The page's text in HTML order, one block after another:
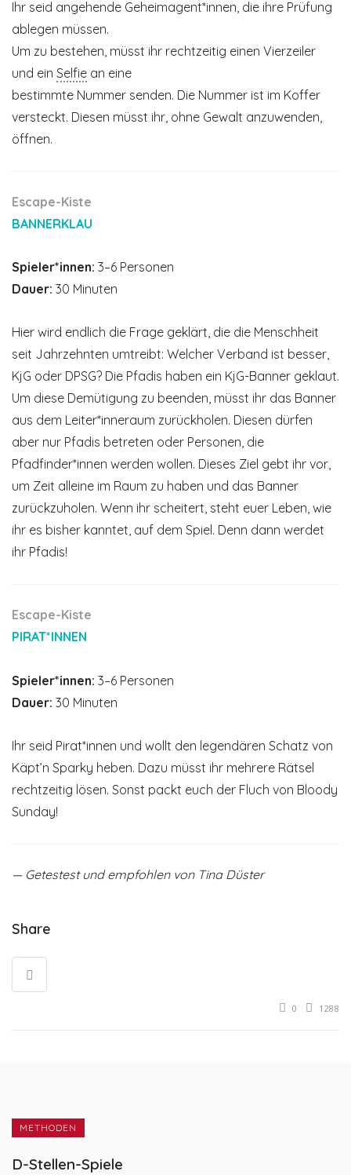
Ihr seid angehende Geheimagent*innen, die ihre Prüfung
ablegen müssen.
Um zu bestehen, müsst ihr rechtzeitig einen Vierzeiler
und ein Selfie an eine
bestimmte Nummer senden. Die Nummer ist im Koffer
versteckt. Diesen müsst ihr, ohne Gewalt anzuwenden,
öffnen.
Escape-Kiste
BANNERKLAU
Spieler*innen: 3–6 Personen
Dauer: 30 Minuten
Hier wird endlich die Frage geklärt, die die Menschheit
seit Jahrzehnten umtreibt: Welcher Verband ist besser,
KjG oder DPSG? Die Pfadis haben ein KjG-Banner geklaut.
Um diese Demütigung zu beenden, müsst ihr das Banner
aus dem Leiter*inneraum zurückholen. Diesen dürfen
aber nur Pfadis betreten oder Personen, die
Pfadfinder*innen werden wollen. Dieses Ziel gebt ihr vor,
um Zeit alleine im Raum zu haben und das Banner
zurückzuholen. Wenn ihr scheitert, steht euer Leben, wie
ihr es bisher kanntet, auf dem Spiel. Denn dann werdet
ihr Pfadis!
Escape-Kiste
PIRAT*INNEN
Spieler*innen: 3–6 Personen
Dauer: 30 Minuten
Ihr seid Pirat*innen und wollt den legendären Schatz von
Käpt’n Sparky heben. Dazu müsst ihr mehrere Rätsel
rechtzeitig lösen. Sonst packt euch der Fluch von Bloody
Sunday!
— Getestest und empfohlen von Tina Düster
Share
0 1288
METHODEN
D-Stellen-Spiele